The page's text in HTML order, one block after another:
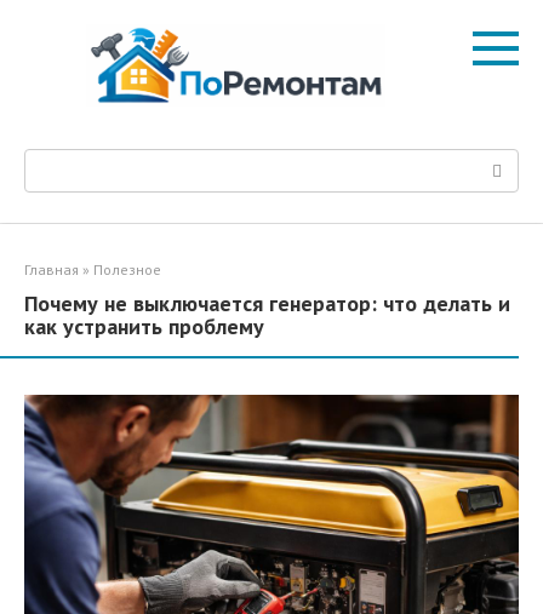
Поиск:
Главная » Полезное
Почему не выключается генератор: что делать и
как устранить проблему